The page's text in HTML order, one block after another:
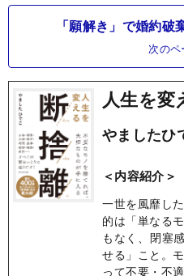
「願解き」で婚約
次のペ
人生を変
やましたひ
＜内容紹介＞
一世を風靡し
的は「単なる
もなく、閉塞
せる」こと。
って不要・不